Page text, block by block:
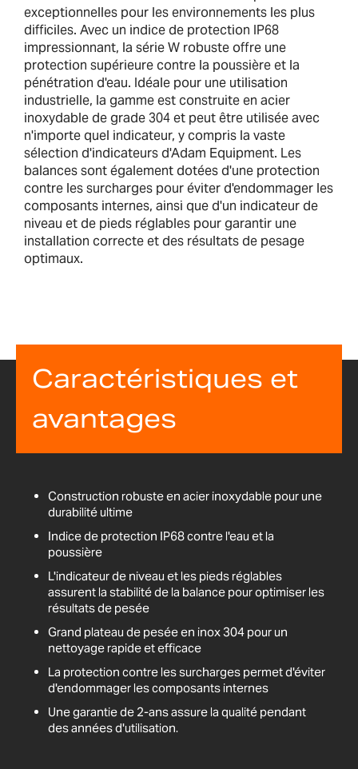
exceptionnelles pour les environnements les plus
difficiles. Avec un indice de protection IP68
impressionnant, la série W robuste offre une
protection supérieure contre la poussière et la
pénétration d'eau. Idéale pour une utilisation
industrielle, la gamme est construite en acier
inoxydable de grade 304 et peut être utilisée avec
n'importe quel indicateur, y compris la vaste
sélection d'indicateurs d'Adam Equipment. Les
balances sont également dotées d'une protection
contre les surcharges pour éviter d'endommager les
composants internes, ainsi que d'un indicateur de
niveau et de pieds réglables pour garantir une
installation correcte et des résultats de pesage
optimaux.
Caractéristiques et
avantages
Construction robuste en acier inoxydable pour une
durabilité ultime
Indice de protection IP68 contre l'eau et la
poussière
L'indicateur de niveau et les pieds réglables
assurent la stabilité de la balance pour optimiser les
résultats de pesée
Grand plateau de pesée en inox 304 pour un
nettoyage rapide et efficace
La protection contre les surcharges permet d'éviter
d'endommager les composants internes
Une garantie de 2-ans assure la qualité pendant
des années d'utilisation.